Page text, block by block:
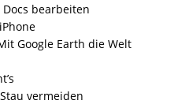
bearbeiten
Google Earth die Welt
vermeiden